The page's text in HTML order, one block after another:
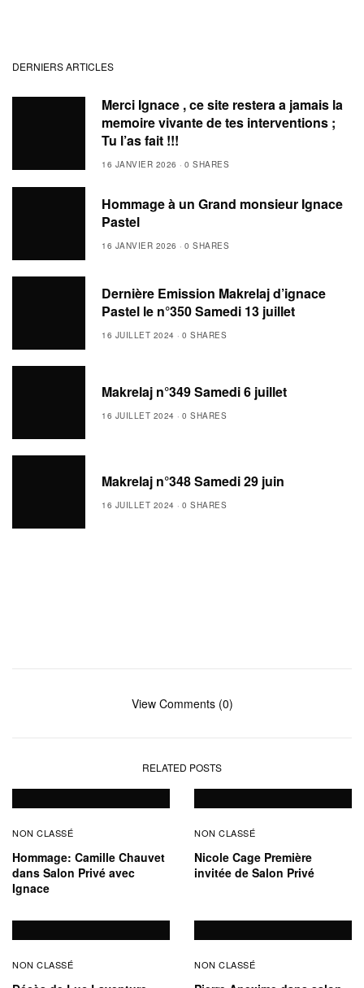
DERNIERS ARTICLES
Merci Ignace , ce site restera a jamais la
memoire vivante de tes interventions ;
Tu l’as fait !!!
16 JANVIER 2026 0 SHARES
Hommage à un Grand monsieur Ignace
Pastel
16 JANVIER 2026 0 SHARES
Dernière Emission Makrelaj d’ignace
Pastel le n°350 Samedi 13 juillet
16 JUILLET 2024 0 SHARES
Makrelaj n°349 Samedi 6 juillet
16 JUILLET 2024 0 SHARES
Makrelaj n°348 Samedi 29 juin
16 JUILLET 2024 0 SHARES
View Comments (0)
RELATED POSTS
NON CLASSÉ
Hommage: Camille Chauvet
dans Salon Privé avec
Ignace
NON CLASSÉ
Nicole Cage Première
invitée de Salon Privé
NON CLASSÉ NON CLASSÉ